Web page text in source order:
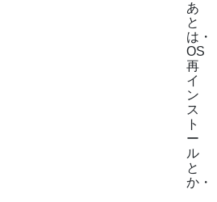
あ
と
は・
OS
再
イ
ン
ス
ト
ー
ル
と
か・